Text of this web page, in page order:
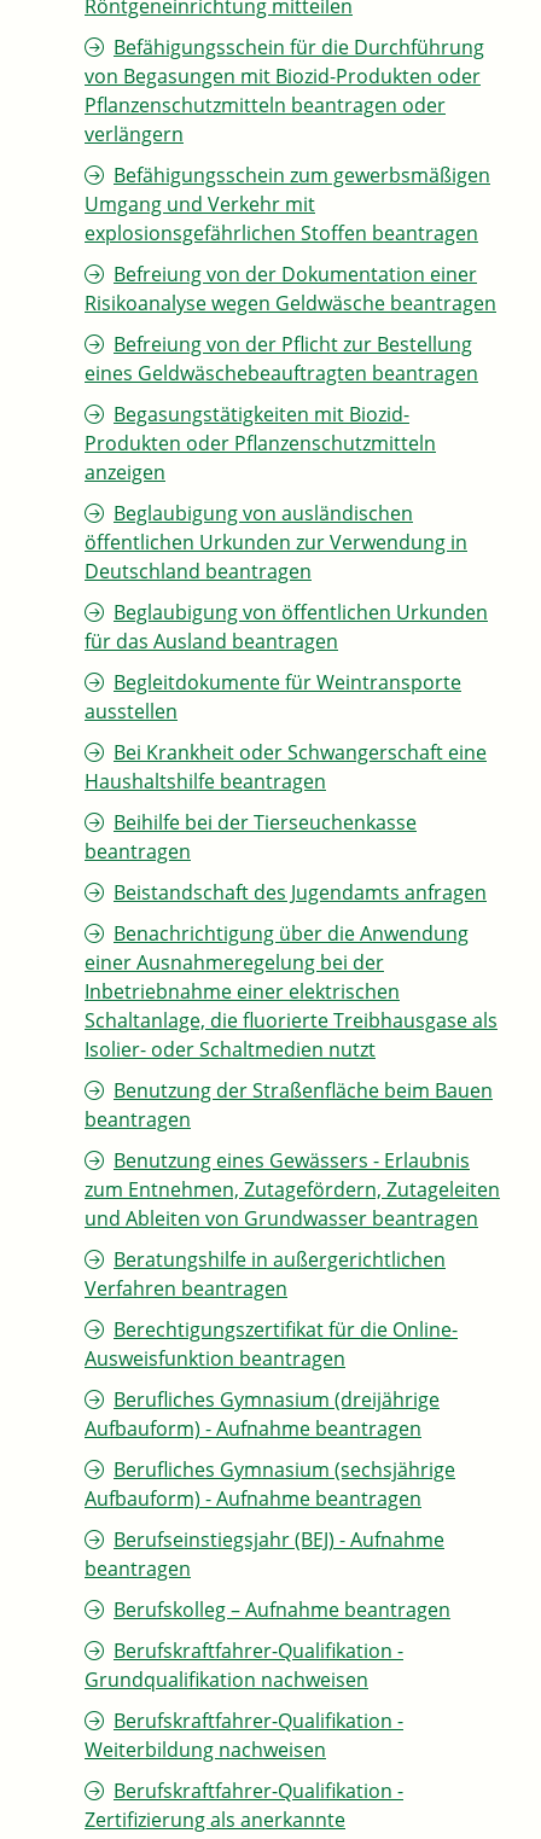
Röntgeneinrichtung mitteilen
Befähigungsschein für die Durchführung
von Begasungen mit Biozid-Produkten oder
Pflanzenschutzmitteln beantragen oder
verlängern
Befähigungsschein zum gewerbsmäßigen
Umgang und Verkehr mit
explosionsgefährlichen Stoffen beantragen
Befreiung von der Dokumentation einer
Risikoanalyse wegen Geldwäsche beantragen
Befreiung von der Pflicht zur Bestellung
eines Geldwäschebeauftragten beantragen
Begasungstätigkeiten mit Biozid-
Produkten oder Pflanzenschutzmitteln
anzeigen
Beglaubigung von ausländischen
öffentlichen Urkunden zur Verwendung in
Deutschland beantragen
Beglaubigung von öffentlichen Urkunden
für das Ausland beantragen
Begleitdokumente für Weintransporte
ausstellen
Bei Krankheit oder Schwangerschaft eine
Haushaltshilfe beantragen
Beihilfe bei der Tierseuchenkasse
beantragen
Beistandschaft des Jugendamts anfragen
Benachrichtigung über die Anwendung
einer Ausnahmeregelung bei der
Inbetriebnahme einer elektrischen
Schaltanlage, die fluorierte Treibhausgase als
Isolier- oder Schaltmedien nutzt
Benutzung der Straßenfläche beim Bauen
beantragen
Benutzung eines Gewässers - Erlaubnis
zum Entnehmen, Zutagefördern, Zutageleiten
und Ableiten von Grundwasser beantragen
Beratungshilfe in außergerichtlichen
Verfahren beantragen
Berechtigungszertifikat für die Online-
Ausweisfunktion beantragen
Berufliches Gymnasium (dreijährige
Aufbauform) - Aufnahme beantragen
Berufliches Gymnasium (sechsjährige
Aufbauform) - Aufnahme beantragen
Berufseinstiegsjahr (BEJ) - Aufnahme
beantragen
Berufskolleg – Aufnahme beantragen
Berufskraftfahrer-Qualifikation -
Grundqualifikation nachweisen
Berufskraftfahrer-Qualifikation -
Weiterbildung nachweisen
Berufskraftfahrer-Qualifikation -
Zertifizierung als anerkannte